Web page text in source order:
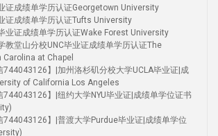
证成绩单学历认证Georgetown University
证成绩单学历认证Tufts University
业证成绩单学历认证Wake Forest University
教堂山分校UNC毕业证成绩单学历认证The
at Chapel
744043126】|加州洛杉矶分校大学UCLA毕业证|成
of California Los Angeles
744043126】|纽约大学NYU毕业证|成绩单学位证书
744043126】|普渡大学Purdue毕业证|成绩单学位